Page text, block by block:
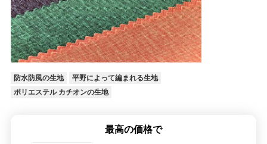
防水防風の生地
平野によって編まれる生地
ポリエステル カチオンの生地
最高の価格で